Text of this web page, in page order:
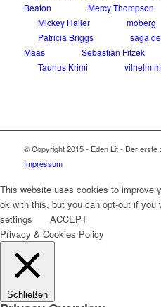
Beaton
Mercy Thompson
Mickey Haller
moberg
Patricia Briggs
saga
Maas
Sebastian Fitzek
Taunus Krimi
vilhelm
© Copyright 2015 - Eden Lit - Der erste
Impressum
This website uses cookies to improve
ok with this, but you can opt-out if you
settings
ACCEPT
Privacy & Cookies Policy
Schließen